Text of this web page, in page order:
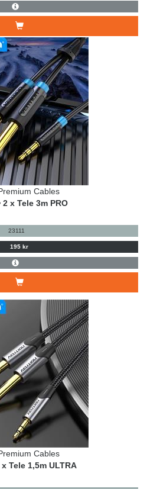
Cables
x Tele 3m PRO
23111
195 kr
Cables
Tele 1,5m ULTRA